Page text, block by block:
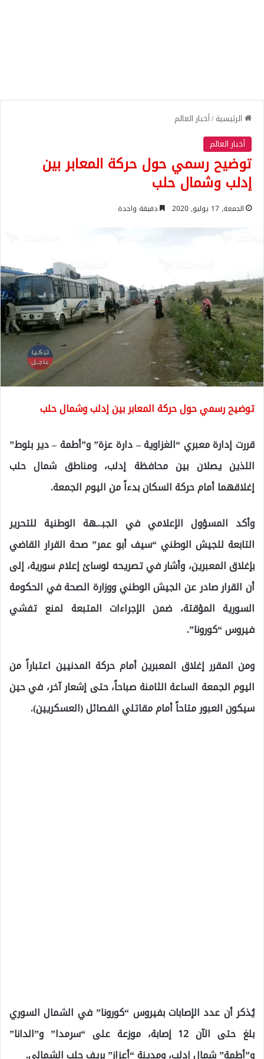
الرئيسية/أخبار العالم
أخبار العالم
توضيح رسمي حول حركة المعابر بين
إدلب وشمال حلب
الجمعة, 17 يوليو, 2020 دقيقة واحدة
توضيح رسمي حول حركة المعابر بين إدلب وشمال حلب
قررت إدارة معبري “الغزاوية – دارة عزة” و”أطمة – دير بلوط”
اللذين يصلان بين محافظة إدلب، ومناطق شمال حلب
إغلاقهما أمام حركة السكان بدءاً من اليوم الجمعة.
وأكد المسؤول الإعلامي في الجبـ.ـهة الوطنية للتحرير
التابعة للجيش الوطني “سيف أبو عمر” صحة القرار القاضي
بإغلاق المعبرين، وأشار في تصريحه لوسائ إعلام سورية، إلى
أن القرار صادر عن الجيش الوطني ووزارة الصحة في الحكومة
السورية المؤقتة، ضمن الإجراءات المتبعة لمنع تفشي
فيروس “كورونا”.
ومن المقرر إغلاق المعبرين أمام حركة المدنيين اعتباراً من
اليوم الجمعة الساعة الثامنة صباحاً، حتى إشعار آخر، في حين
سيكون العبور متاحاً أمام مقاتلي الفصائل (العسكريين).
يُذكر أن عدد الإصابات بفيروس “كورونا” في الشمال السوري
بلغ حتى الآن 12 إصابة، موزعة على “سرمدا” و”الدانا”
و”أطمة” شمال إدلب، ومدينة “أعزاز” بريف حلب الشمالي.